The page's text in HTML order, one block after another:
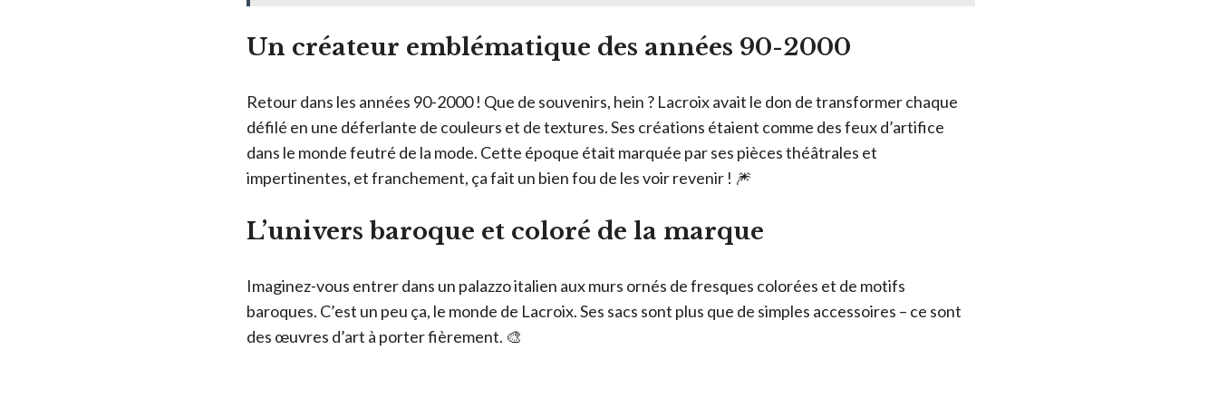
Un créateur emblématique des années 90-2000
Retour dans les années 90-2000 ! Que de souvenirs, hein ? Lacroix avait le don de transformer chaque
défilé en une déferlante de couleurs et de textures. Ses créations étaient comme des feux d’artifice
dans le monde feutré de la mode. Cette époque était marquée par ses pièces théâtrales et
impertinentes, et franchement, ça fait un bien fou de les voir revenir ! 🎆
L’univers baroque et coloré de la marque
Imaginez-vous entrer dans un palazzo italien aux murs ornés de fresques colorées et de motifs
baroques. C’est un peu ça, le monde de Lacroix. Ses sacs sont plus que de simples accessoires – ce sont
des œuvres d’art à porter fièrement. 🎨